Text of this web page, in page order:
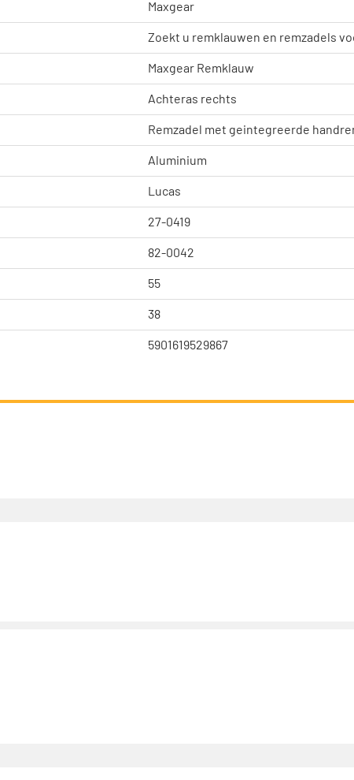
Maxgear
Zoekt u remklauwen en remzadels
Maxgear Remklauw
Achteras rechts
Remzadel met geintegreerde
Aluminium
Lucas
27-0419
82-0042
55
38
5901619529867